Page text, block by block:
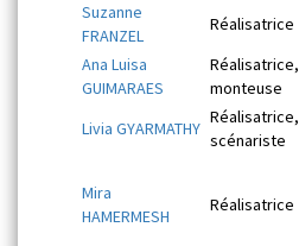
Suzanne
FRANZEL
Réalisatrice
Ana Luisa
GUIMARAES
Réalisatrice,
monteuse
Livia GYARMATHY
Réalisatrice,
scénariste
Mira
HAMERMESH
Réalisatrice